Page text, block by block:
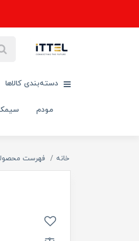
دسته‌بندی کالاها
مودم
خانه فهرست